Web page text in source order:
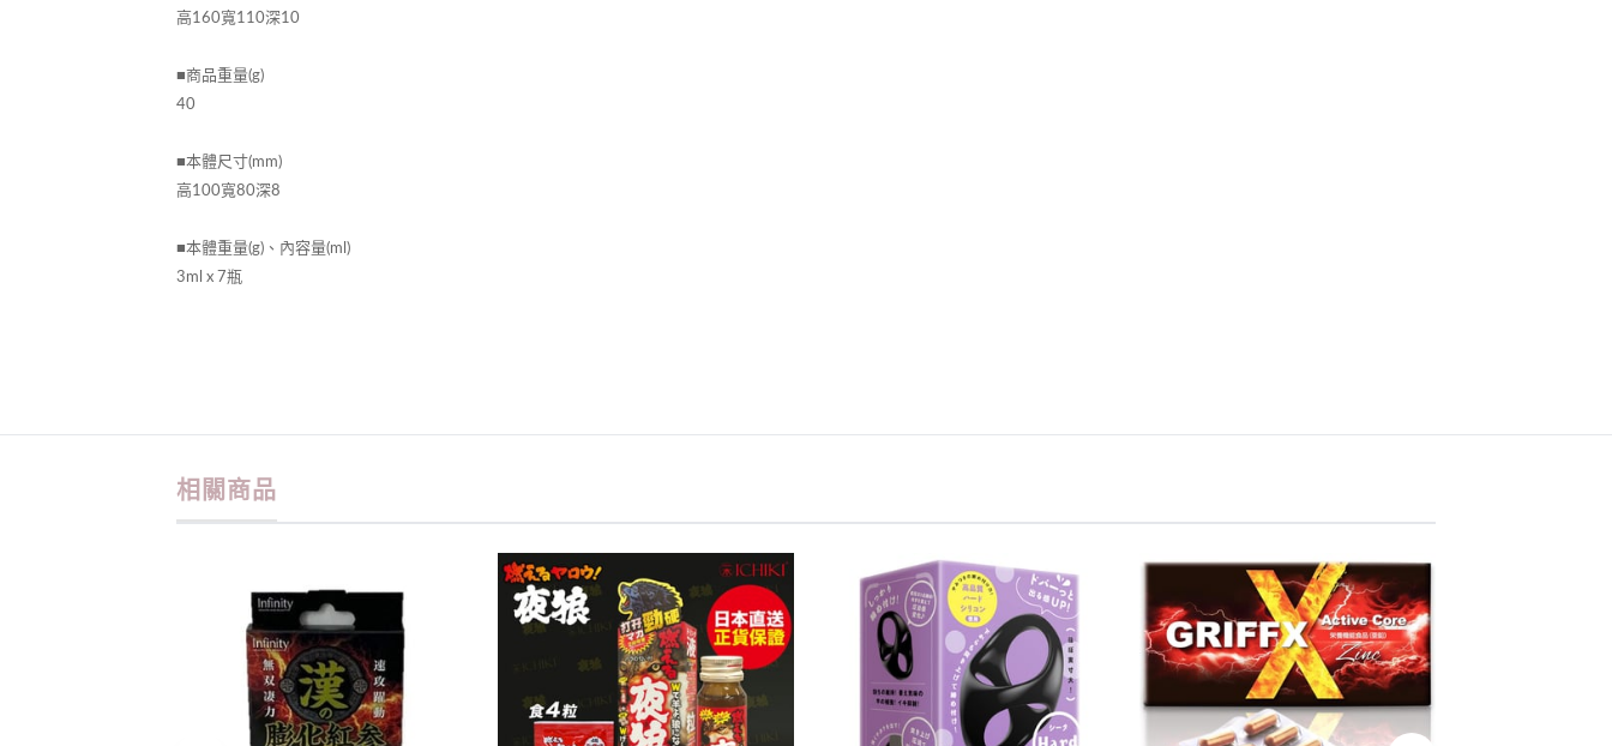
高160寬110深10
■商品重量(g)
40
■本體尺寸(mm)
高100寬80深8
■本體重量(g)、內容量(ml)
3ml x 7瓶
相關商品